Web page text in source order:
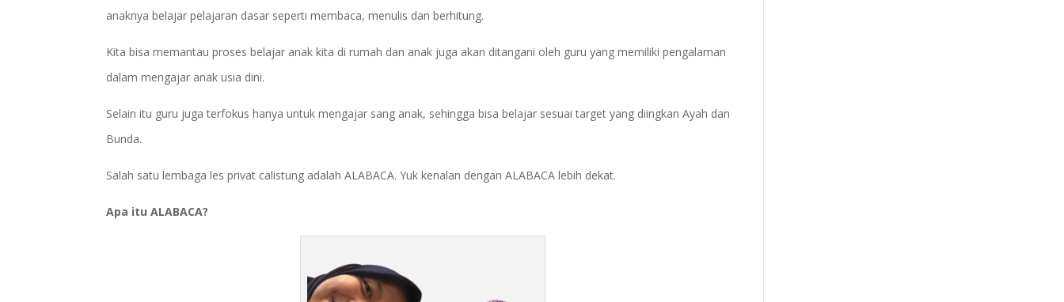
anaknya belajar pelajaran dasar seperti membaca, menulis dan berhitung.
Kita bisa memantau proses belajar anak kita di rumah dan anak juga akan ditangani oleh guru yang memiliki pengalaman
dalam mengajar anak usia dini.
Selain itu guru juga terfokus hanya untuk mengajar sang anak, sehingga bisa belajar sesuai target yang diingkan Ayah dan
Bunda.
Salah satu lembaga les privat calistung adalah ALABACA. Yuk kenalan dengan ALABACA lebih dekat.
Apa itu ALABACA?